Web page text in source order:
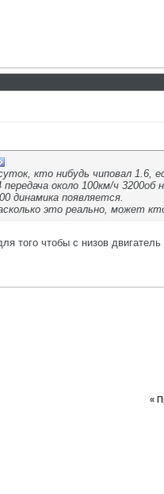
кто нибудь чиповал 1.6,
около 100км/ч
динамика появляется.
это реально, может
того чтобы с низов
«